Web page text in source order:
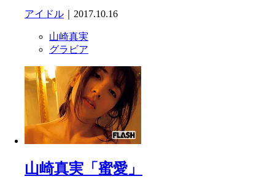
アイドル ｜2017.10.16
山崎真実
グラビア
山崎真実「蜜愛」